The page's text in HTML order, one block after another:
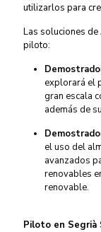
utilizarlos para
Las soluciones
piloto:
explorará el
gran escala
además de
el uso del
avanzados
renovables
renovable.
Piloto en Segrià